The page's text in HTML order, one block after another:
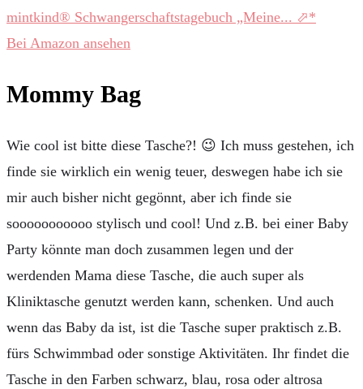
mintkind® Schwangerschaftstagebuch „Meine...
Bei Amazon ansehen
Mommy Bag
Wie cool ist bitte diese Tasche?! 😉 Ich muss gestehen, ich
finde sie wirklich ein wenig teuer, deswegen habe ich sie
mir auch bisher nicht gegönnt, aber ich finde sie
sooooooooooo stylisch und cool! Und z.B. bei einer Baby
Party könnte man doch zusammen legen und der
werdenden Mama diese Tasche, die auch super als
Kliniktasche genutzt werden kann, schenken. Und auch
wenn das Baby da ist, ist die Tasche super praktisch z.B.
fürs Schwimmbad oder sonstige Aktivitäten. Ihr findet die
Tasche in den Farben schwarz, blau, rosa oder altrosa